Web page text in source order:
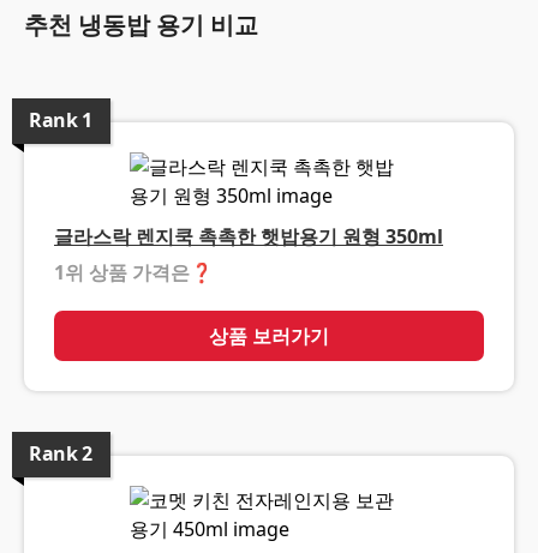
추천 냉동밥 용기 비교
Rank1
글라스락 렌지쿡 촉촉한 햇밥용기 원형 350ml
1위 상품 가격은 ❓
상품 보러가기
Rank2